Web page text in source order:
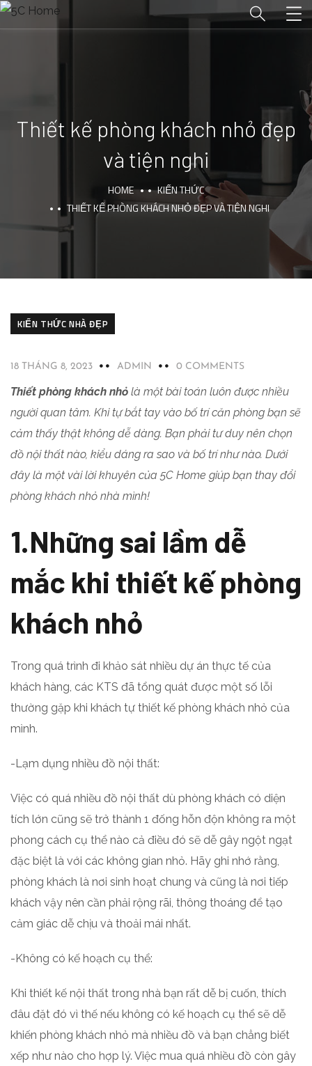
Thiết kế phòng khách nhỏ đẹp
và tiện nghi
HOME
KIẾN THỨC
THIẾT KẾ PHÒNG KHÁCH NHỎ ĐẸP VÀ TIỆN NGHI
KIẾN THỨC NHÀ ĐẸP
18 THÁNG 8, 2023 ADMIN 0 COMMENTS
Thiết phòng khách nhỏ là một bài toán luôn được nhiều
người quan tâm. Khi tự bắt tay vào bố trí căn phòng bạn sẽ
cảm thấy thật không dễ dàng. Bạn phải tư duy nên chọn
đồ nội thất nào, kiểu dáng ra sao và bố trí như nào. Dưới
đây là một vài lời khuyên của 5C Home giúp bạn thay đổi
phòng khách nhỏ nhà mình!
1.Những sai lầm dễ
mắc khi thiết kế phòng
khách nhỏ
Trong quá trình đi khảo sát nhiều dự án thực tế của
khách hàng, các KTS đã tổng quát được một số lỗi
thường gặp khi khách tự thiết kế phòng khách nhỏ của
mình.
-Lạm dụng nhiều đồ nội thất:
Việc có quá nhiều đồ nội thất dù phòng khách có diện
tích lớn cũng sẽ trở thành 1 đống hỗn độn không ra một
phong cách cụ thể nào cả điều đó sẽ dễ gây ngột ngạt
đặc biệt là với các không gian nhỏ. Hãy ghi nhớ rằng,
phòng khách là nơi sinh hoạt chung và cũng là nơi tiếp
khách vậy nên cần phải rộng rãi, thông thoáng để tạo
cảm giác dễ chịu và thoải mái nhất.
-Không có kế hoạch cụ thể:
Khi thiết kế nội thất trong nhà bạn rất dễ bị cuốn, thích
đâu đặt đó vì thế nếu không có kế hoạch cụ thể sẽ dễ
khiến phòng khách nhỏ mà nhiều đồ và bạn chẳng biết
xếp như nào cho hợp lý. Việc mua quá nhiều đồ còn gây